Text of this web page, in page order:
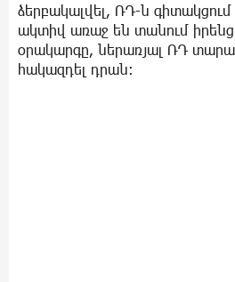
ձերբակալվել, ՌԴ-ն
ակտիվ առաջ են տանում
օրակարգը, ներառյալ ՌԴ
հակազդել դրան: